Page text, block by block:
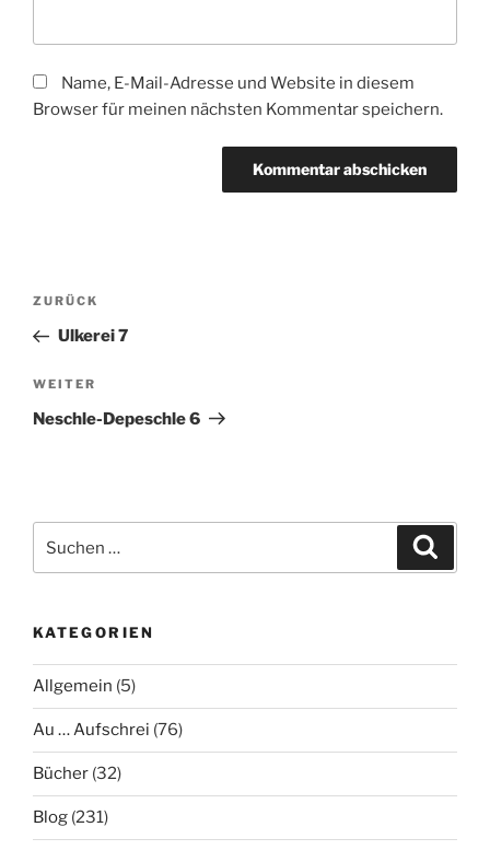
Name, E-Mail-Adresse und Website in diesem
Browser für meinen nächsten Kommentar speichern.
Beitragsnavigation
Vorheriger
Beitrag
ZURÜCK
Ulkerei 7
Nächster
Beitrag
WEITER
Neschle-Depeschle 6
nach:
KATEGORIEN
Allgemein (5)
Au … Aufschrei (76)
Bücher (32)
Blog (231)